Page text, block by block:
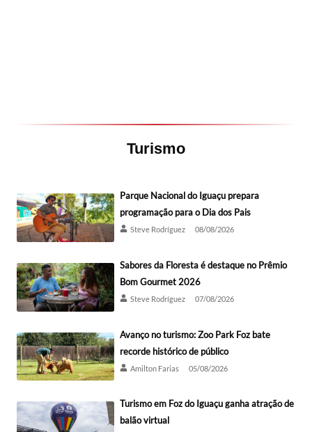
Turismo
Parque Nacional do Iguaçu prepara
programação para o Dia dos Pais
Steve Rodríguez 08/08/2026
Sabores da Floresta é destaque no Prêmio
Bom Gourmet 2026
Steve Rodríguez 07/08/2026
Avanço no turismo: Zoo Park Foz bate
recorde histórico de público
Amilton Farias 05/08/2026
Turismo em Foz do Iguaçu ganha atração de
balão virtual